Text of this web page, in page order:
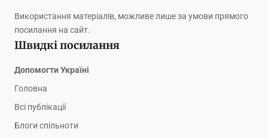
Використання матеріалів, можливе лише за умови прямого
посилання на сайт.
Швидкі посилання
Допомогти Україні
Головна
Всі публікації
Блоги спільноти